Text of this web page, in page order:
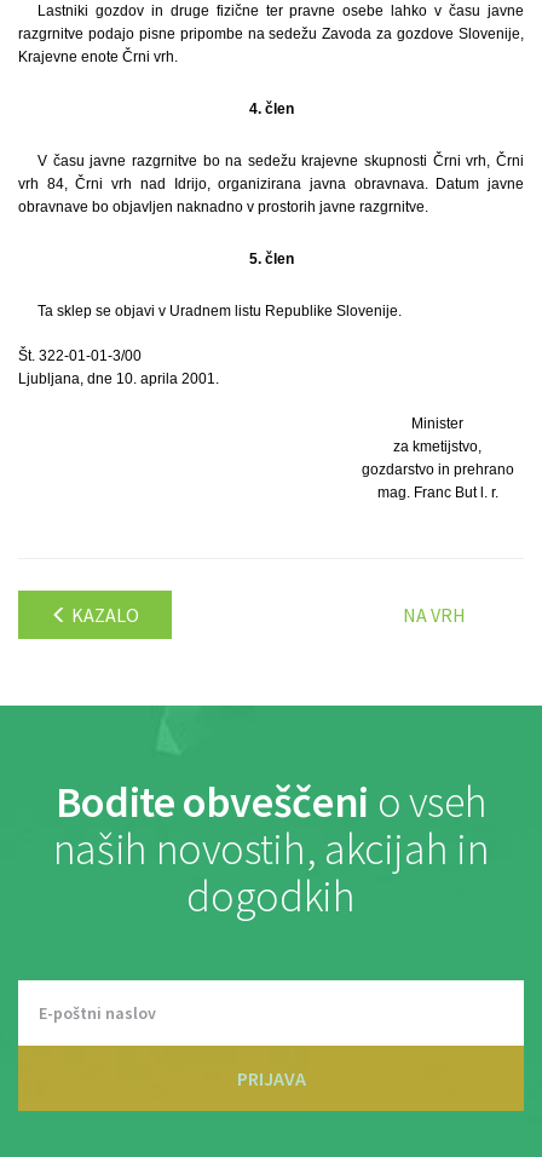
Lastniki gozdov in druge fizične ter pravne osebe lahko v času javne
razgrnitve podajo pisne pripombe na sedežu Zavoda za gozdove Slovenije,
Krajevne enote Črni vrh.
4. člen
V času javne razgrnitve bo na sedežu krajevne skupnosti Črni vrh, Črni
vrh 84, Črni vrh nad Idrijo, organizirana javna obravnava. Datum javne
obravnave bo objavljen naknadno v prostorih javne razgrnitve.
5. člen
Ta sklep se objavi v Uradnem listu Republike Slovenije.
Št. 322-01-01-3/00
Ljubljana, dne 10. aprila 2001.
Minister
za kmetijstvo,
gozdarstvo in prehrano
mag. Franc But l. r.
KAZALO NA VRH
Bodite obveščeni o vseh
naših novostih, akcijah in
dogodkih
PRIJAVA